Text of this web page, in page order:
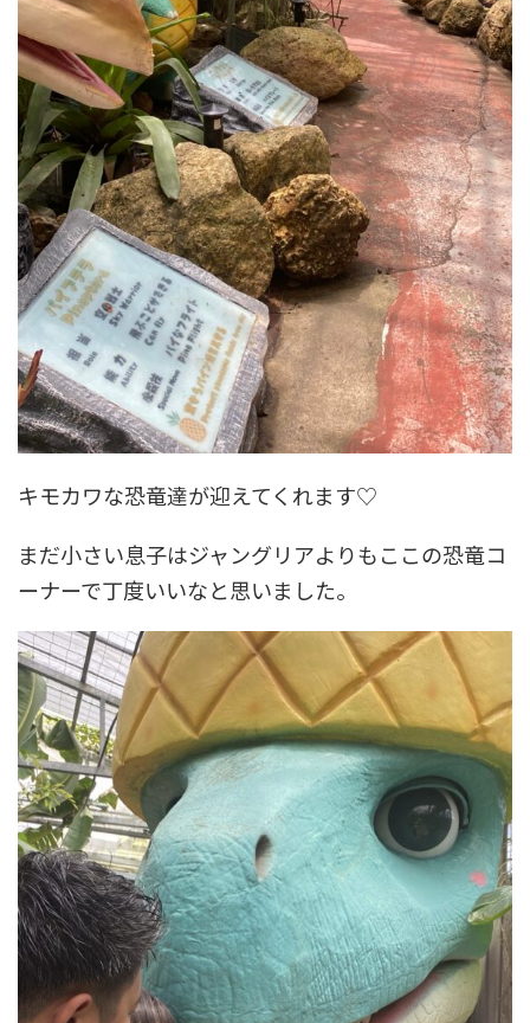
キモカワな恐竜達が迎えてくれます♡
まだ小さい息子はジャングリアよりもここの恐竜コ
ーナーで丁度いいなと思いました。